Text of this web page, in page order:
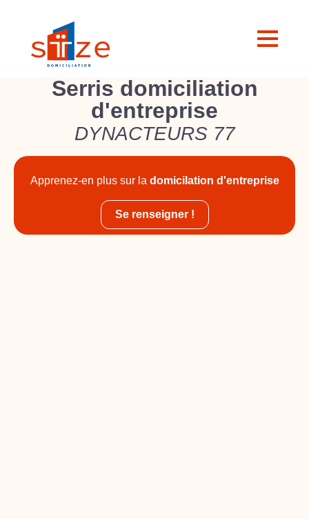
Serris domiciliation
d'entreprise
DYNACTEURS 77
Apprenez-en plus sur la domicilation d'entreprise
Se renseigner !